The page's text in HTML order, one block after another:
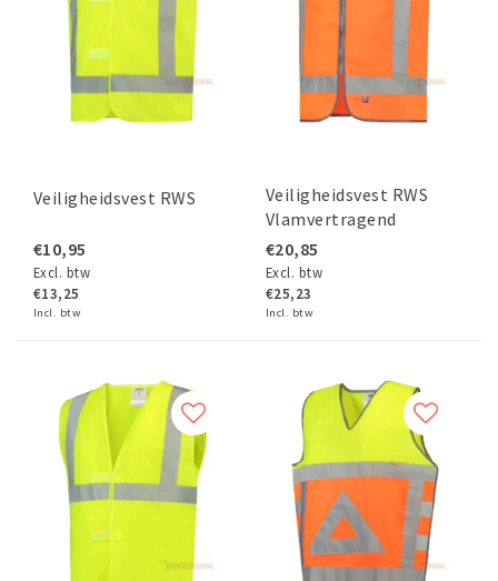
Veiligheidsvest RWS
€10,95
Excl. btw
€13,25
Incl. btw
Veiligheidsvest RWS
Vlamvertragend
€20,85
Excl. btw
€25,23
Incl. btw